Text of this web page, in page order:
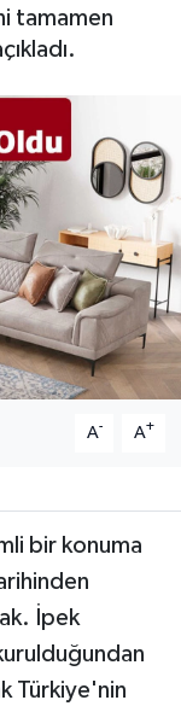
tamamen
A- A+
bir konuma
İpek
Türkiye'nin